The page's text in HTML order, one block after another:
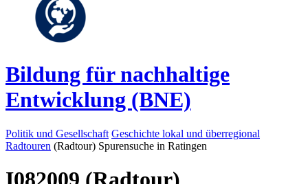
Bildung für nachhaltige
Entwicklung (BNE)
Politik und Gesellschaft Geschichte lokal und überregional
Radtouren (Radtour) Spurensuche in Ratingen